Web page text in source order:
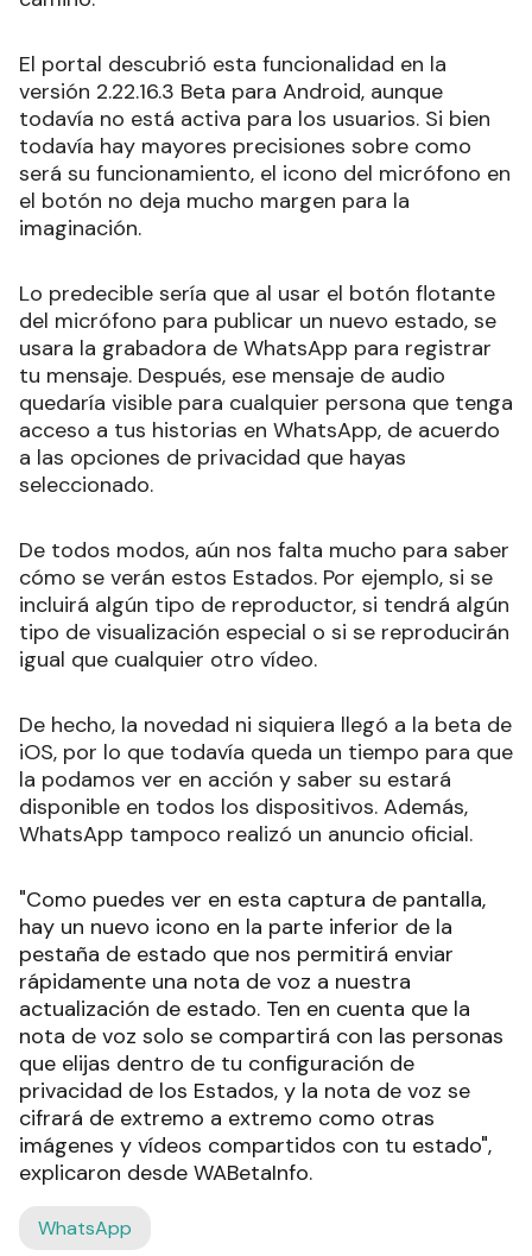
El portal descubrió esta funcionalidad en la
versión 2.22.16.3 Beta para Android, aunque
todavía no está activa para los usuarios. Si bien
todavía hay mayores precisiones sobre como
será su funcionamiento, el icono del micrófono en
el botón no deja mucho margen para la
imaginación.
Lo predecible sería que al usar el botón flotante
del micrófono para publicar un nuevo estado, se
usara la grabadora de WhatsApp para registrar
tu mensaje. Después, ese mensaje de audio
quedaría visible para cualquier persona que tenga
acceso a tus historias en WhatsApp, de acuerdo
a las opciones de privacidad que hayas
seleccionado.
De todos modos, aún nos falta mucho para saber
cómo se verán estos Estados. Por ejemplo, si se
incluirá algún tipo de reproductor, si tendrá algún
tipo de visualización especial o si se reproducirán
igual que cualquier otro vídeo.
De hecho, la novedad ni siquiera llegó a la beta de
iOS, por lo que todavía queda un tiempo para que
la podamos ver en acción y saber su estará
disponible en todos los dispositivos. Además,
WhatsApp tampoco realizó un anuncio oficial.
"Como puedes ver en esta captura de pantalla,
hay un nuevo icono en la parte inferior de la
pestaña de estado que nos permitirá enviar
rápidamente una nota de voz a nuestra
actualización de estado. Ten en cuenta que la
nota de voz solo se compartirá con las personas
que elijas dentro de tu configuración de
privacidad de los Estados, y la nota de voz se
cifrará de extremo a extremo como otras
imágenes y vídeos compartidos con tu estado",
explicaron desde WABetaInfo.
WhatsApp